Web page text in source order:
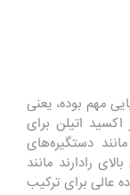
مهم بوده، یعنی
اکسید اتیلن برای
دستگیره‌های
رادارند مانند
عالی برای ترکیب